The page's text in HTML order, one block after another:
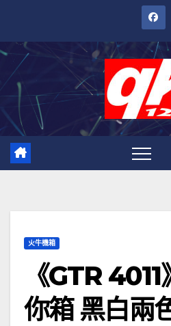
內
火牛機箱
《GTR
你箱 黑白兩